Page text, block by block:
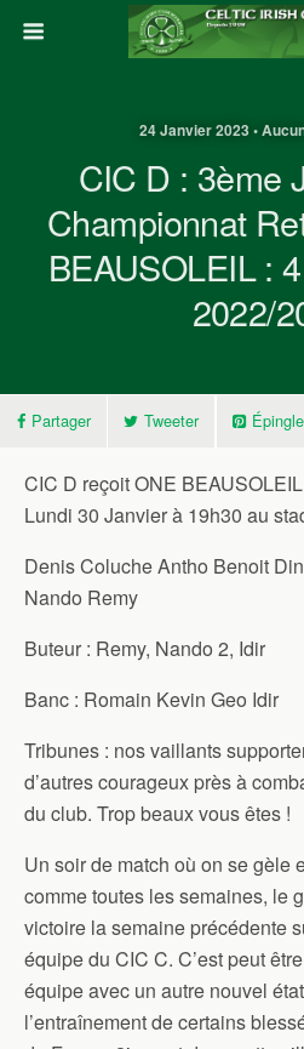
24 Janvier 2023 •
CIC D : 3ème
Championnat
BEAUSOLEIL :
2022/
Partager Tweeter
CIC D reçoit ONE
Lundi 30 Janvier à 19h30 au
Denis Coluche Antho Benoit
Nando Remy
Buteur : Remy, Nando 2, Idir
Banc : Romain Kevin Geo Idir
Tribunes : nos vaillants
d’autres courageux près à
du club. Trop beaux vous êtes !
Un soir de match où on se gèle
comme toutes les semaines, le
victoire la semaine précédente
équipe du CIC C. C’est peut
équipe avec un autre nouvel
l’entraînement de certains